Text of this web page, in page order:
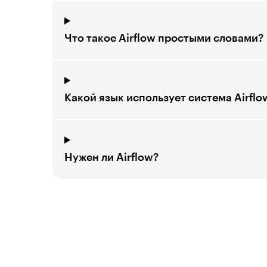
Что такое Airflow простыми словами?
Какой язык использует система
Нужен ли Airflow?